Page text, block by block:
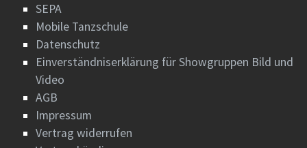
SEPA
Mobile Tanzschule
Datenschutz
Einverständniserklärung für Showgruppen Bild und
Video
AGB
Impressum
Vertrag widerrufen